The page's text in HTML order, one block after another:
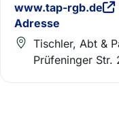
www.tap-rgb.de
Adresse
Tischler, Abt &
Prüfeninger Str.